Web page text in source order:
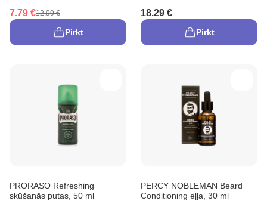
7.79 €12.99 €
Pirkt
18.29 €
Pirkt
PRORASO Refreshing
skūšanās putas, 50 ml
PERCY NOBLEMAN Beard
Conditioning eļļa, 30 ml